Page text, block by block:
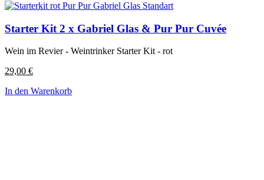
Starter Kit 2 x Gabriel Glas & Pur Pur Cuvée
Wein im Revier - Weintrinker Starter Kit - rot
29,00 €
In den Warenkorb